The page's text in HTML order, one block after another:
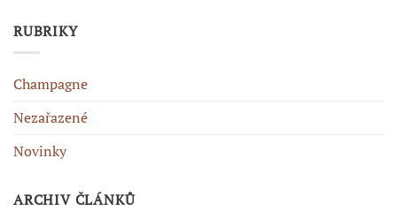
RUBRIKY
Champagne
Nezařazené
Novinky
ARCHIV ČLÁNKŮ